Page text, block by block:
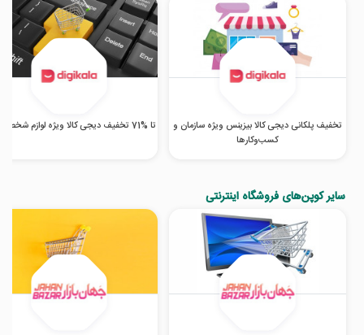
تخفیف پلکانی دیجی کالا بیزینس ویژه سازمان و
کسب‌‌وکارها
تا %71 تخفیف دیجی کالا ویژه لوازم شخصی برقی
سایر کوپن‌های فروشگاه اینترنتی